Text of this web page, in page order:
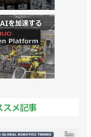
スメ記事